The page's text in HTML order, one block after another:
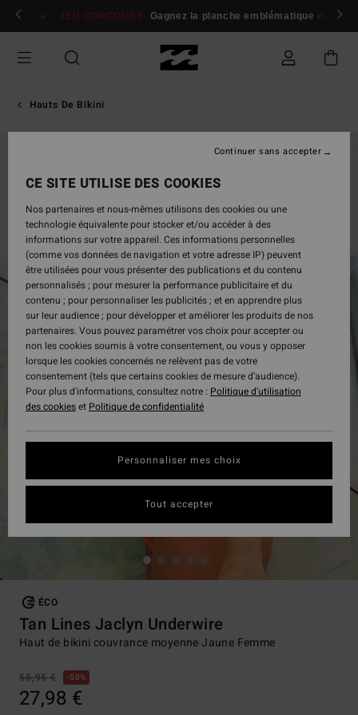
Passer
Se connecter / s'inscrire
JEU CONCOURS Gagnez la planche emblématique d'Andy
Hauts De Bikini
ÉCO
Tan Lines Jaclyn Underwire
Haut de bikini couvrance moyenne Jaune Femme
55,95 € 50%
27,98 €
CE SITE UTILISE DES COOKIES
Nos partenaires et nous-mêmes utilisons des cookies ou une
technologie équivalente pour stocker et/ou accéder à des
informations sur votre appareil. Ces informations personnelles
(comme vos données de navigation et votre adresse IP) peuvent
être utilisées pour vous présenter des publications et du contenu
personnalisés ; pour mesurer la performance publicitaire et du
contenu ; pour personnaliser les publicités ; et en apprendre plus
sur leur audience ; pour développer et améliorer les produits de nos
partenaires. Vous pouvez paramétrer vos choix pour accepter ou
non les cookies soumis à votre consentement, ou vous y opposer
lorsque les cookies concernés ne relèvent pas de votre
consentement (tels que certains cookies de mesure d’audience).
Pour plus d'informations, consultez notre : Politique d'utilisation
des cookieset Politique de confidentialité
Personnaliser mes choix
Continuer sans accepter
Tout accepter